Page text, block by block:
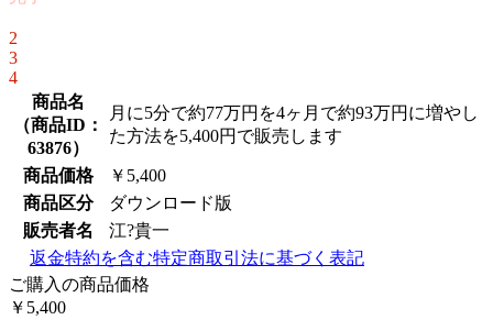
2
3
4
商品名
（商品ID：
63876）
月に5分で約77万円を4ヶ月で約93万円に増やし
た方法を5,400円で販売します
商品価格
￥5,400
商品区分
ダウンロード版
販売者名
江?貴一
返金特約を含む特定商取引法に基づく表記
ご購入の商品価格
￥5,400